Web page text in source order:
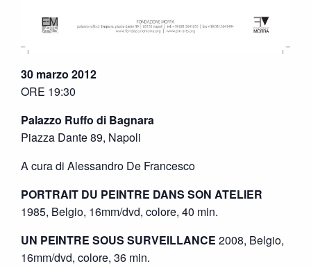
30 marzo 2012
ORE 19:30
Palazzo Ruffo di Bagnara
Piazza Dante 89, Napoli
A cura di Alessandro De Francesco
PORTRAIT DU PEINTRE DANS SON ATELIER
1985, Belgio, 16mm/dvd, colore, 40 min.
UN PEINTRE SOUS SURVEILLANCE 2008, Belgio,
16mm/dvd, colore, 36 min.